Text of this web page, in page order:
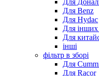
Для
Для Benz
Для Hydac
Для інших
Для
інші
фільтр в зборі
Для
Для Racor